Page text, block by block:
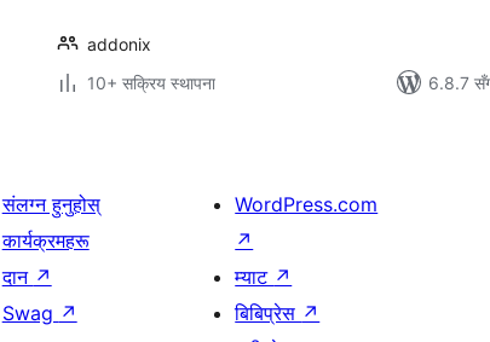
addonix
10+ सक्रिय स्थापना
6.8.7
संलग्न हुनुहोस्
कार्यक्रमहरू
दान ↗
Swag ↗
WordPress.com
↗
म्याट ↗
बिबिप्रेस ↗